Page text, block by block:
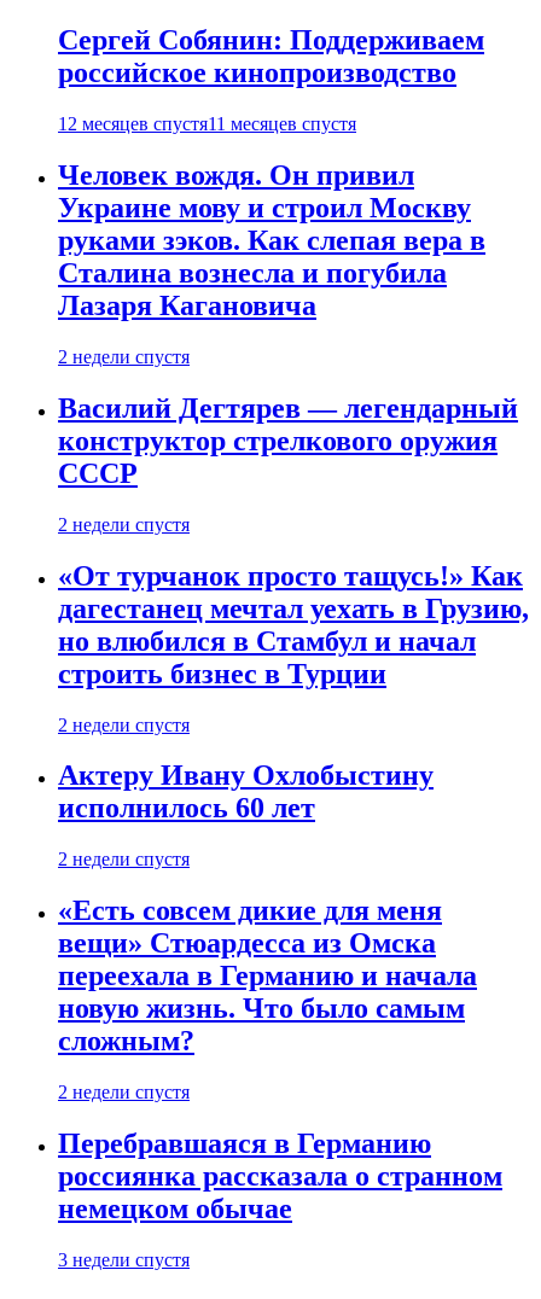
Сергей Собянин: Поддерживаем
российское кинопроизводство
12 месяцев спустя11 месяцев спустя
Человек вождя. Он привил
Украине мову и строил Москву
руками зэков. Как слепая вера в
Сталина вознесла и погубила
Лазаря Кагановича
2 недели спустя
Василий Дегтярев — легендарный
конструктор стрелкового оружия
СССР
2 недели спустя
«От турчанок просто тащусь!» Как
дагестанец мечтал уехать в Грузию,
но влюбился в Стамбул и начал
строить бизнес в Турции
2 недели спустя
Актеру Ивану Охлобыстину
исполнилось 60 лет
2 недели спустя
«Есть совсем дикие для меня
вещи» Стюардесса из Омска
переехала в Германию и начала
новую жизнь. Что было самым
сложным?
2 недели спустя
Перебравшаяся в Германию
россиянка рассказала о странном
немецком обычае
3 недели спустя